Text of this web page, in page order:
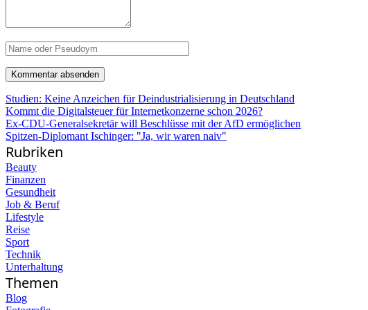
Studien: Keine Anzeichen für Deindustrialisierung in Deutschland
Kommt die Digitalsteuer für Internetkonzerne schon 2026?
Ex-CDU-Generalsekretär will Beschlüsse mit der AfD ermöglichen
Spitzen-Diplomant Ischinger: "Ja, wir waren naiv"
Rubriken
Beauty
Finanzen
Gesundheit
Job & Beruf
Lifestyle
Reise
Sport
Technik
Unterhaltung
Themen
Blog